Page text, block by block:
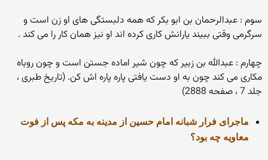
سوم : عبدالرحمان بن ابو بکر که همه دلبستگی های او زن است و
سرگرمی وقتی ببیند یارانش کاری کرده اند او نیز همان کار را می کند .
چهارم : عبدالله بن زبیر که چون شیر اماده جستن است و چون روباه
مکاری می کند چون به او دست یافتی پاره پاره اش کن. (تاریخ طبری ،
جلد 7 ، صفحه 2888)
ماجرای فرار شبانه امام حسین از مدینه به مکه پس از فوت
معاویه چه بود؟